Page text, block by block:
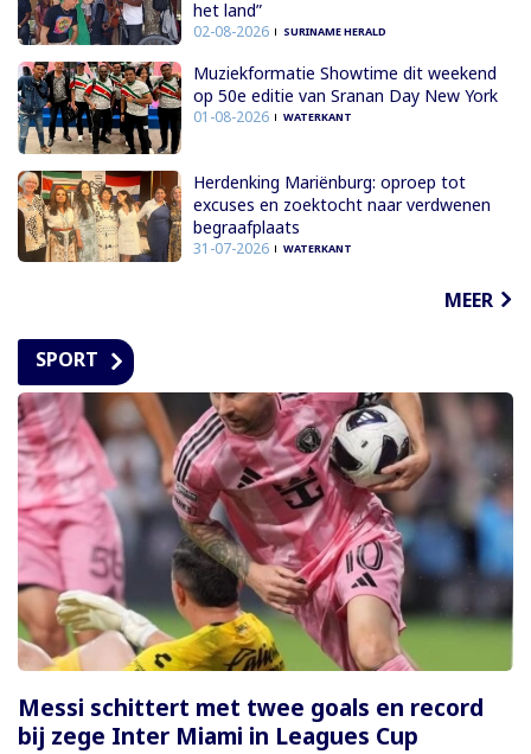
het land”
02-08-2026 SURINAME HERALD
Muziekformatie Showtime dit weekend
op 50e editie van Sranan Day New York
01-08-2026 WATERKANT
Herdenking Mariënburg: oproep tot
excuses en zoektocht naar verdwenen
begraafplaats
31-07-2026 WATERKANT
MEER
SPORT
Messi schittert met twee goals en record
bij zege Inter Miami in Leagues Cup